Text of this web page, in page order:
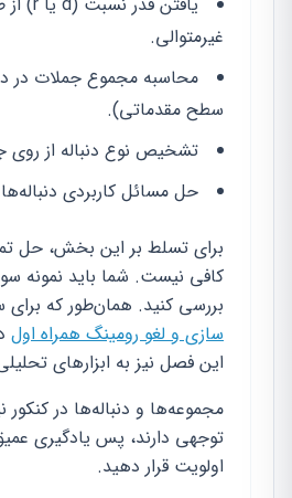
غیرمتوالی.
محاسبه مجموع جملات در
سطح مقدماتی).
تشخیص نوع دنباله از روی
حل مسائل کاربردی
برای تسلط بر این بخش، حل
کافی نیست. شما باید نمونه
بررسی کنید. همان‌طور که برای
سازی و لغو رومینگ همراه اول
این فصل نیز به ابزارهای
مجموعه‌ها و دنباله‌ها در کنکور
توجهی دارند، پس یادگیری
اولویت قرار دهید.